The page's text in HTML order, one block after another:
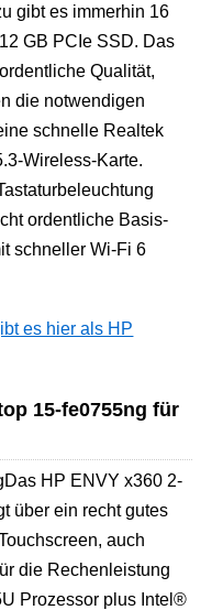
gibt es immerhin 16
GB PCIe SSD. Das
Qualität,
die notwendigen
schnelle Realtek
Wireless-Karte.
ordentliche Basis-
schneller Wi-Fi 6
es hier als HP
15-fe0755ng für
Das HP ENVY x360 2-
über ein recht gutes
auch
die Rechenleistung
Prozessor plus Intel®